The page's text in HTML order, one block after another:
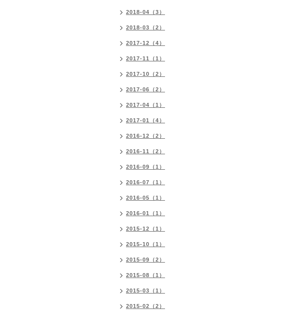
2018-04（3）
2018-03（2）
2017-12（4）
2017-11（1）
2017-10（2）
2017-06（2）
2017-04（1）
2017-01（4）
2016-12（2）
2016-11（2）
2016-09（1）
2016-07（1）
2016-05（1）
2016-01（1）
2015-12（1）
2015-10（1）
2015-09（2）
2015-08（1）
2015-03（1）
2015-02（2）